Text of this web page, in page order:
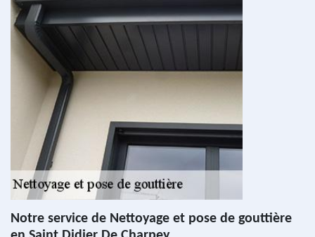
Notre service de Nettoyage et pose de gouttière